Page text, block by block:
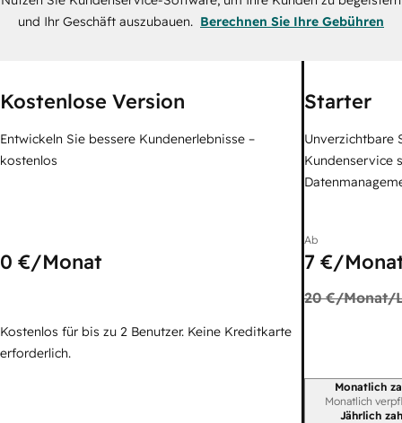
und Ihr Geschäft auszubauen. Berechnen Sie Ihre Gebühren
Kostenlose Version
Entwickeln Sie bessere Kundenerlebnisse –
kostenlos
0 €/Monat
Kostenlos für bis zu 2 Benutzer. Keine Kreditkarte
erforderlich.
Starter
Unverzichtbare
Kundenservice
Ab
7 €/
20 €/Monat/
Monatlich
Monatlich
Jährlich